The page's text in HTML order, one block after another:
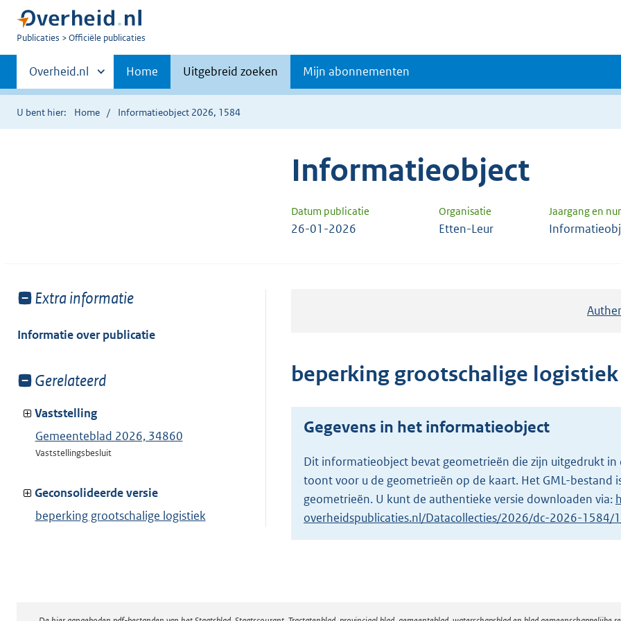
U
Publicaties Officiële publicaties
Primaire
navigatie
Andere
sites
binnen
Overheid.nl Home Uitgebreid zoeken Mijn abonnementen
U bent hier: Home Informatieobject 2026, 1584
Informatieobject
Datum publicatie Organisatie Jaargang en
26-01-2026 Etten-Leur
Toon
van:
Extra informatie
Informatie over publicatie
Toon
van:
Gerelateerd
Vaststelling
Gemeenteblad 2026, 34860
Vaststellingsbesluit
Geconsolideerde versie
beperking grootschalige logistiek
beperking grootschalige logistiek
Gegevens in het informatieobject
Dit informatieobject bevat geometrieën die zijn uitgedrukt in
toont voor u de geometrieën op de kaart. Het GML-bestand
geometrieën. U kunt de authentieke versie downloaden via:
overheidspublicaties.nl/Datacollecties/2026/dc-2026-